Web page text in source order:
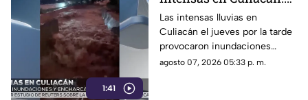
1:41
inundaciones y
personas arrastradas
Las intensas lluvias en
Culiacán el jueves por la tarde
provocaron inundaciones
severas y el desbordamiento
agosto 07, 2026 05:33 p. m.